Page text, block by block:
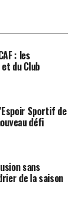
: les
du Club
Sportif de
défi
sans
de la saison